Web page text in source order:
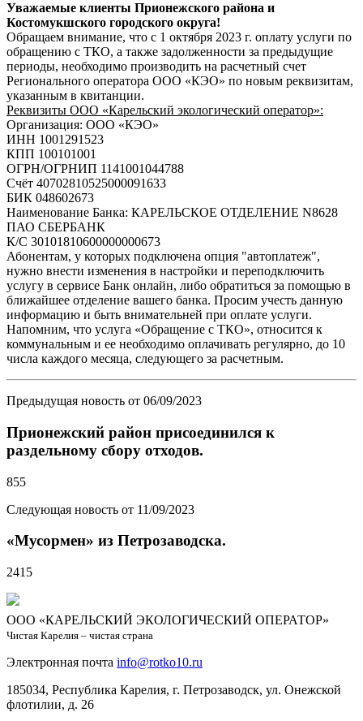
Уважаемые клиенты Прионежского района и
Костомукшского городского округа!
Обращаем внимание, что с 1 октября 2023 г. оплату услуги по
обращению с ТКО, а также задолженности за предыдущие
периоды, необходимо производить на расчетный счет
Регионального оператора ООО «КЭО» по новым реквизитам,
указанным в квитанции.
Реквизиты ООО «Карельский экологический оператор»:
Организация: ООО «КЭО»
ИНН 1001291523
КПП 100101001
ОГРН/ОГРНИП 1141001044788
Счёт 40702810525000091633
БИК 048602673
Наименование Банка: КАРЕЛЬСКОЕ ОТДЕЛЕНИЕ N8628
ПАО СБЕРБАНК
К/С 30101810600000000673
Абонентам, у которых подключена опция "автоплатеж",
нужно внести изменения в настройки и переподключить
услугу в сервисе Банк онлайн, либо обратиться за помощью в
ближайшее отделение вашего банка. Просим учесть данную
информацию и быть внимательней при оплате услуги.
Напомним, что услуга «Обращение с ТКО», относится к
коммунальным и ее необходимо оплачивать регулярно, до 10
числа каждого месяца, следующего за расчетным.
Предыдущая новость от 06/09/2023
Прионежский район присоединился к
раздельному сбору отходов.
855
Следующая новость от 11/09/2023
«Мусормен» из Петрозаводска.
2415
ООО «КАРЕЛЬСКИЙ ЭКОЛОГИЧЕСКИЙ ОПЕРАТОР»
Чистая Карелия – чистая страна
Электронная почта info@rotko10.ru
185034, Республика Карелия, г. Петрозаводск, ул. Онежской
флотилии, д. 26